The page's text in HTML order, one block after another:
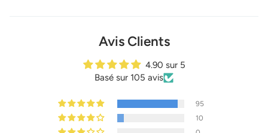
Avis Clients
4.90 sur 5
Basé sur 105 avis
95
10